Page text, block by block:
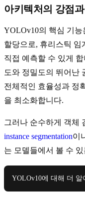
아키텍처의 강점
YOLOv10의 핵심 기
할당으로, 휴리스틱 임
직접 예측할 수 있게
도와 정밀도의 뛰어난
전체적인 효율성과 정
을 최소화합니다.
그러나 순수하게 객체
instance segmentation이
는 모델들에서 볼 수
YOLOv10에 대해 더 알